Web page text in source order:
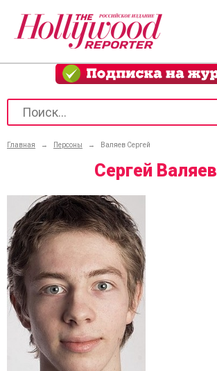
Главная → Персоны → Валяев Сергей
Сергей Валяев